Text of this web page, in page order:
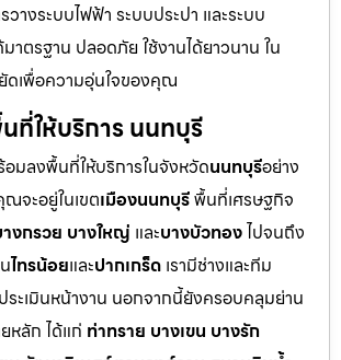
างระบบไฟฟ้า ระบบประปา และระบบ
าตรฐาน ปลอดภัย ใช้งานได้ยาวนาน ใน
ดเพื่อความอุ่นใจของคุณ
ที่ให้บริการ นนทบุรี
อมลงพื้นที่ให้บริการในจังหวัดนนทบุรีอย่าง
จะอยู่ในเขตเมืองนนทบุรีพื้นที่เศรษฐกิจ
งกรวย บางใหญ่ และบางบัวทองไปจนถึง
ไทรน้อยและปากเกร็ด เรามีช่างและทีม
ระเมินหน้างาน นอกจากนี้ยังครอบคลุมย่าน
หลัก ได้แก่ ท่าทราย บางเขน บางรัก